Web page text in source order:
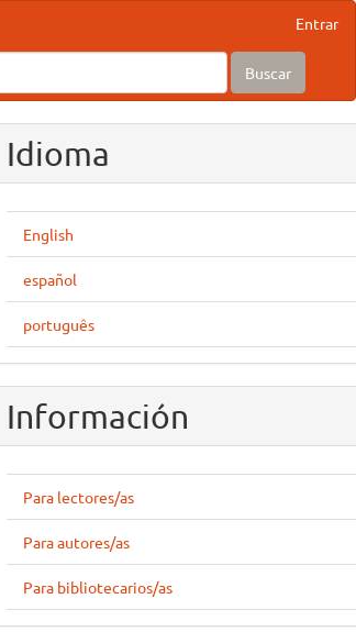
Entrar
Buscar
Idioma
English
español
português
Información
Para lectores/as
Para autores/as
Para bibliotecarios/as